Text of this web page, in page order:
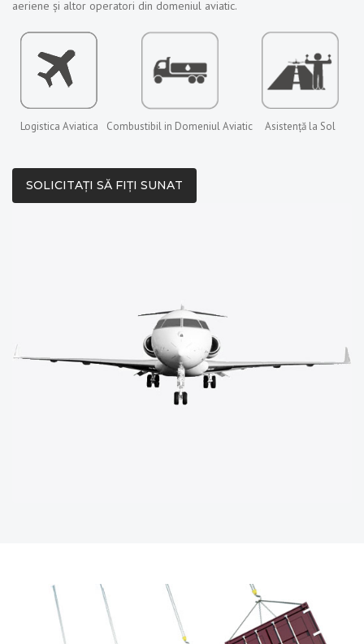
aeriene și altor operatori din domeniul aviatic.
Logistica Aviatica Combustibil in Domeniul Aviatic Asistență la Sol
SOLICITAȚI SĂ FIȚI SUNAT